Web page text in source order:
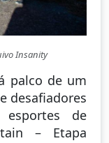
Insanity
palco de um
desafiadores
de
– Etapa